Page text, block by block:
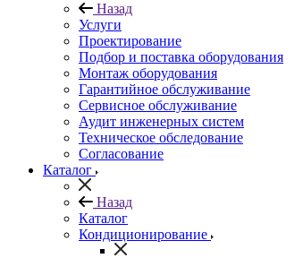
Назад
Услуги
Проектирование
Подбор и поставка оборудования
Монтаж оборудования
Гарантийное обслуживание
Сервисное обслуживание
Аудит инженерных систем
Техническое обследование
Согласование
Каталог
Назад
Каталог
Кондиционирование